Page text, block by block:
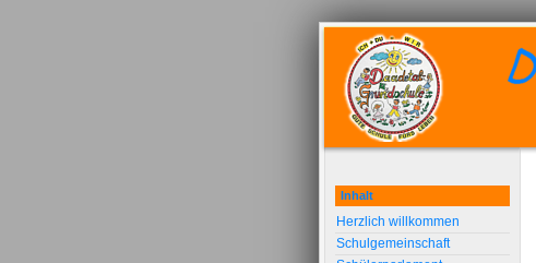
Inhalt
Herzlich willkommen
Schulgemeinschaft